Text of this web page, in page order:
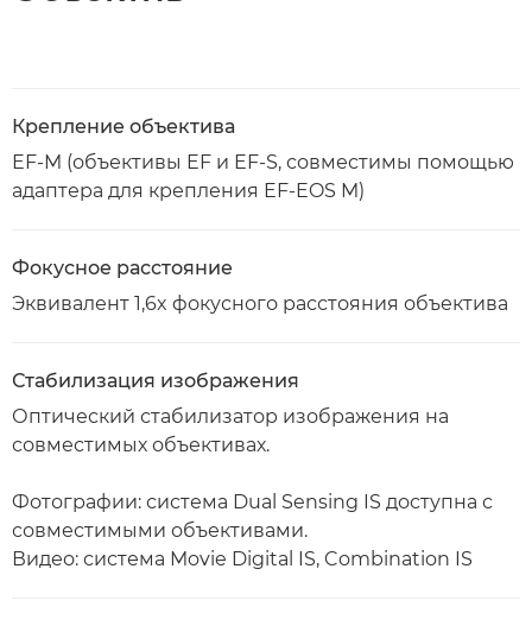
Крепление объектива
EF-M (объективы EF и EF-S, совместимы помощью
адаптера для крепления EF-EOS M)
Фокусное расстояние
Эквивалент 1,6x фокусного расстояния объектива
Стабилизация изображения
Оптический стабилизатор изображения на
совместимых объективах.
Фотографии: система Dual Sensing IS доступна с
совместимыми объективами.
Видео: система Movie Digital IS, Combination IS